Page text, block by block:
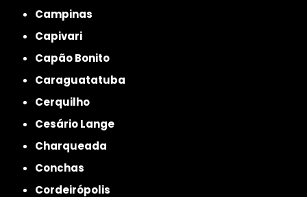
Campinas
Capivari
Capão Bonito
Caraguatatuba
Cerquilho
Cesário Lange
Charqueada
Conchas
Cordeirópolis